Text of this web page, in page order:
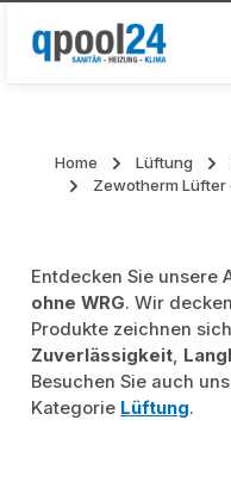
Zum Hauptinhalt springen
Home Lüftung
Zewotherm Lüfter
Entdecken Sie unsere
ohne WRG. Wir
Produkte zeichnen
Zuverlässigkeit,
Besuchen Sie auch
Kategorie Lüftung.